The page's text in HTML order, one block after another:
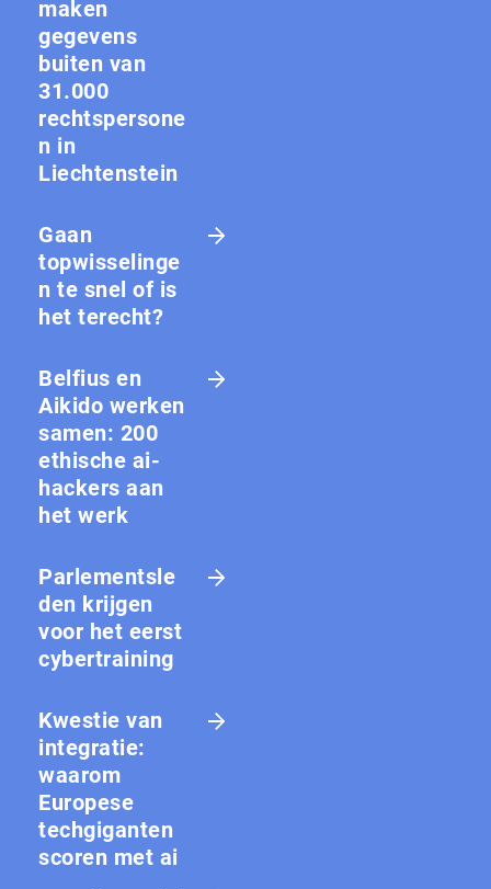
maken
gegevens
buiten van
31.000
rechtspersone
n in
Liechtenstein
Gaan
topwisselinge
n te snel of is
het terecht?
Belfius en
Aikido werken
samen: 200
ethische ai-
hackers aan
het werk
Parlementsle
den krijgen
voor het eerst
cybertraining
Kwestie van
integratie:
waarom
Europese
techgiganten
scoren met ai